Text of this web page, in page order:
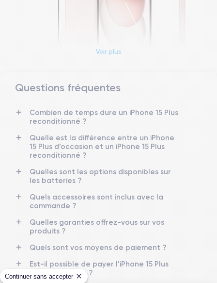
Continuer sans accepter
Dimensions et poids iPhone 15
Date de sortie
22/09/2023
Système exploitation
Dimensions
160.9×77.8×7.8 mm
Poids
Écran
OLED 6.7 pouces
Résolution écran
Nom CPU
Puce A16 Bionic 5
Nom GPU
GPU 5 cœurs
Fréq. processeur
Voir plus
Questions fréquentes
Combien de temps dure un iPhone 15 Plus
reconditionné ?
Quelle est la différence entre un iPhone
15 Plus d’occasion et un iPhone 15 Plus
reconditionné ?
Quelles sont les options disponibles sur
les batteries ?
Quels accessoires sont inclus avec la
commande ?
Quelles garanties offrez-vous sur vos
produits ?
Quels sont vos moyens de paiement ?
Est-il possible de payer l’iPhone 15 Plus
en plusieurs fois ?